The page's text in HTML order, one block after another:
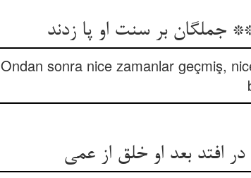
Ondan sonra nice zamanlar geçmiş,